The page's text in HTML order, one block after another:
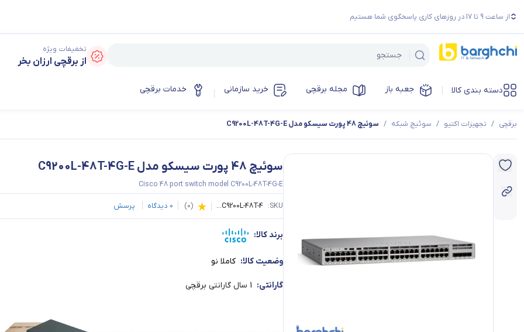
از ساعت 9 تا 17 در روزهای کاری پاسخگوی شما هستیم
تخفیفات ویژه
از برقچی ارزان بخر
دسته بندی کالا جعبه باز مجله برقچی خرید سازمانی خدمات برقچی
برقچی / تجهیزات اکتیو / سوئیچ شبکه / سوئیچ 48 پورت سیسکو مدل C9200L-48T-4G-E
سوئیچ 48 پورت سیسکو مدل C9200L-48T-4G-E
Cisco 48 port switch model C9200L-48T-4G-E
SKU:
C9200L-48T-4...
(
0
)
0 دیدگاه پرسش
برند کالا:
وضعیت کالا: کاملا نو
گارانتی: 1 سال گارانتی برقچی